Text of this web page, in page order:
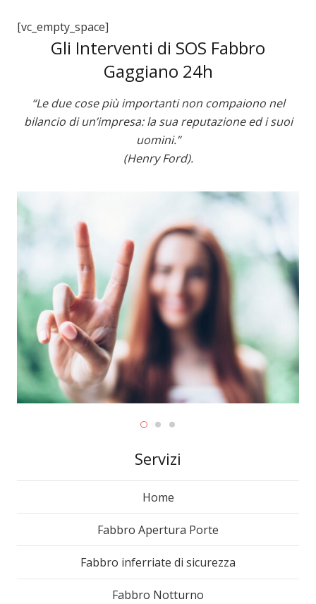
[vc_empty_space]
Gli Interventi di SOS Fabbro
Gaggiano 24h
“Le due cose più importanti non compaiono nel
bilancio di un’impresa: la sua reputazione ed i suoi
uomini.”
(Henry Ford).
Servizi
Home
Fabbro Apertura Porte
Fabbro inferriate di sicurezza
Fabbro Notturno